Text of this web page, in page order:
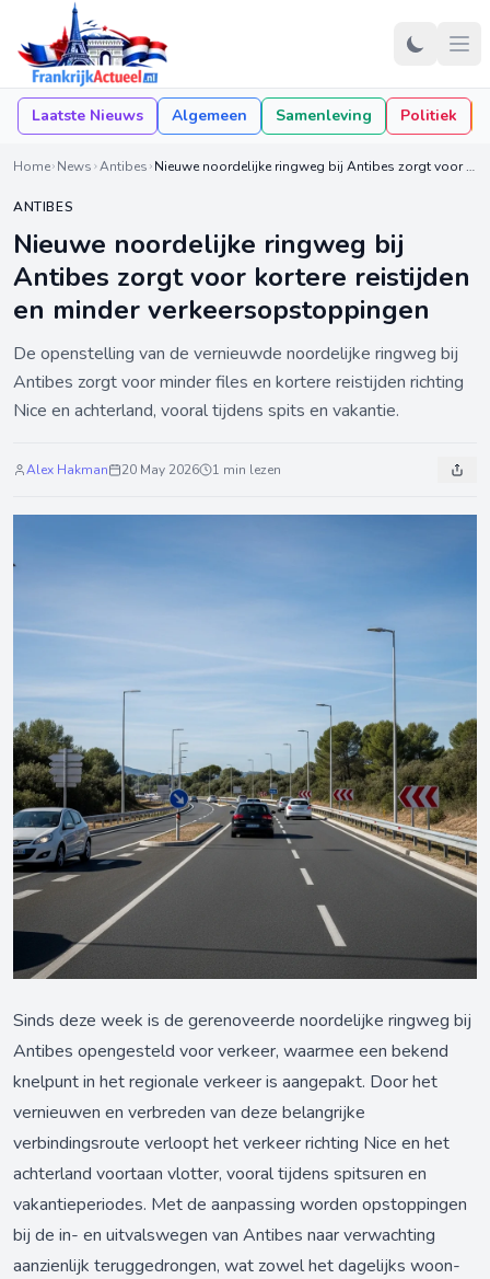
Laatste Nieuws Algemeen Samenleving Politiek
Home News Antibes Nieuwe noordelijke ringweg bij Antibes zorgt voor kortere reistijden en minder verkeersopstoppingen
ANTIBES
Nieuwe noordelijke ringweg bij
Antibes zorgt voor kortere reistijden
en minder verkeersopstoppingen
De openstelling van de vernieuwde noordelijke ringweg bij
Antibes zorgt voor minder files en kortere reistijden richting
Nice en achterland, vooral tijdens spits en vakantie.
Alex Hakman 20 May 2026 1 min lezen
Sinds deze week is de gerenoveerde noordelijke ringweg bij
Antibes opengesteld voor verkeer, waarmee een bekend
knelpunt in het regionale verkeer is aangepakt. Door het
vernieuwen en verbreden van deze belangrijke
verbindingsroute verloopt het verkeer richting Nice en het
achterland voortaan vlotter, vooral tijdens spitsuren en
vakantieperiodes. Met de aanpassing worden opstoppingen
bij de in- en uitvalswegen van Antibes naar verwachting
aanzienlijk teruggedrongen, wat zowel het dagelijks woon-